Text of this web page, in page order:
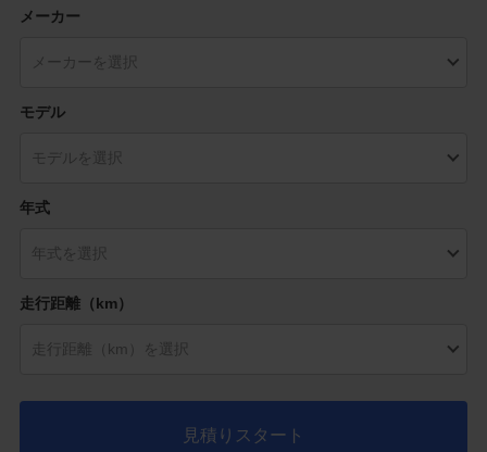
メーカー
モデル
年式
走行距離（km）
見積りスタート